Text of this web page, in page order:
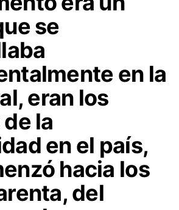
se
en la
eran los
la
en el país,
hacia los
del